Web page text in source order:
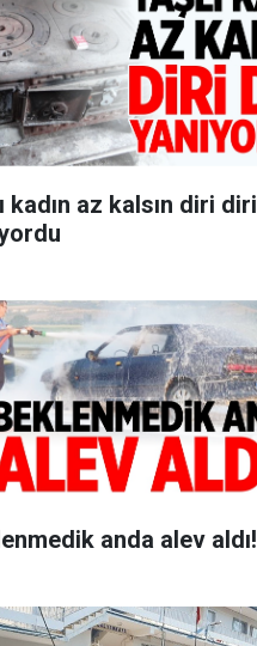
kadın az kalsın diri diri
anda alev aldı!